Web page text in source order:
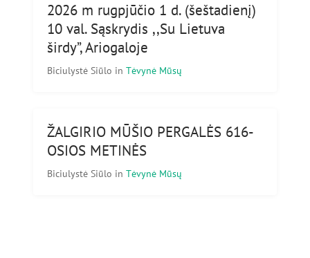
2026 m rugpjūčio 1 d. (šeštadienį)
10 val. Sąskrydis ,,Su Lietuva
širdy”, Ariogaloje
Biciulystė Siūlo in Tėvynė Mūsų
ŽALGIRIO MŪŠIO PERGALĖS 616-
OSIOS METINĖS
Biciulystė Siūlo in Tėvynė Mūsų